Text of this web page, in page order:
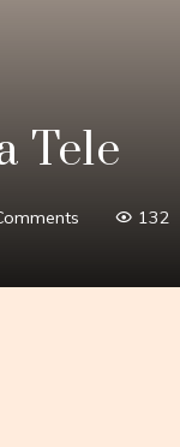
Tele
132